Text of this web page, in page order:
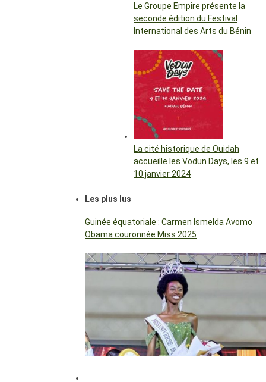
Le Groupe Empire présente la
seconde édition du Festival
International des Arts du Bénin
La cité historique de Ouidah
accueille les Vodun Days, les 9 et
10 janvier 2024
Les plus lus
Guinée équatoriale : Carmen Ismelda Avomo
Obama couronnée Miss 2025